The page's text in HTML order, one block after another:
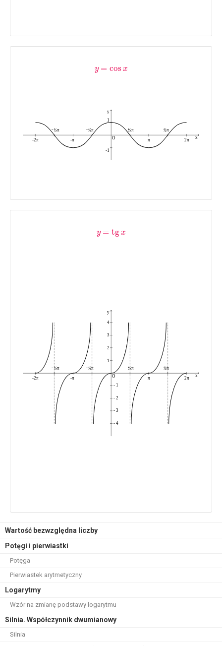
y = cos x
y = tg x
Wartość bezwzględna liczby
Potęgi i pierwiastki
Potęga
Pierwiastek arytmetyczny
Logarytmy
Wzór na zmianę podstawy logarytmu
Silnia. Współczynnik dwumianowy
Silnia